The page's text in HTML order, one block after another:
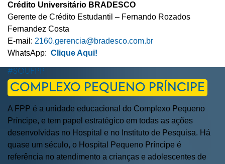
Crédito Universitário BRADESCO
Gerente de Crédito Estudantil – Fernando Rozados
Fernandez Costa
E-mail: 2160.gerencia@bradesco.com.br
WhatsApp: Clique Aqui!
#SOUFPP
COMPLEXO PEQUENO PRÍNCIPE
A FPP é a unidade educacional do Complexo Pequeno
Príncipe, e tem papel estratégico em todas as ações
desenvolvidas no Hospital e no Instituto de Pesquisa. Há
quase um século, o Hospital Pequeno Príncipe é
referência no atendimento a crianças e adolescentes de